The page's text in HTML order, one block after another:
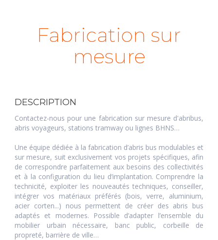
Fabrication sur
mesure
DESCRIPTION
Contactez-nous pour une fabrication sur mesure d'abribus,
abris voyageurs, stations tramway ou lignes BHNS…
Une équipe dédiée à la fabrication d’abris bus modulables et
sur mesure, suit exclusivement vos projets spécifiques, afin
de correspondre parfaitement aux besoins des collectivités
et à la configuration du lieu d’implantation. Comprendre la
technicité, exploiter les nouveautés techniques, conseiller,
intégrer vos matériaux préférés (bois, verre, aluminium,
acier corten...) nous permettent de créer des abris bus
adaptés et modernes. Possible d’adapter l’ensemble du
mobilier urbain nécessaire, banc public, corbeille de
propreté, barrière de ville…